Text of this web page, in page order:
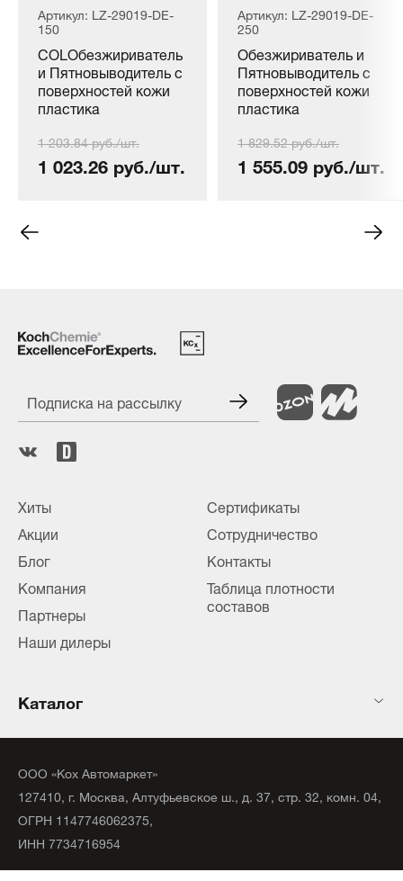
Артикул: LZ-29019-DE-
150
COLОбезжириватель
и Пятновыводитель с
поверхностей кожи
пластика
Entfetter, 150 мл.
1 203.84 руб./шт.
1 023.26 руб./шт.
Артикул: LZ-29019-DE-
250
Обезжириватель и
Пятновыводитель с
поверхностей кожи
пластика
Entfetter, 250мл
1 829.52 руб./шт.
1 555.09 руб./шт.
Подписка на рассылку
Хиты
Акции
Блог
Компания
Партнеры
Наши дилеры
Сертификаты
Сотрудничество
Контакты
Таблица плотности
составов
Каталог
ООО «Кох Автомаркет»
127410, г. Москва, Алтуфьевское ш., д. 37, стр. 32, комн. 04,
ОГРН 1147746062375,
ИНН 7734716954